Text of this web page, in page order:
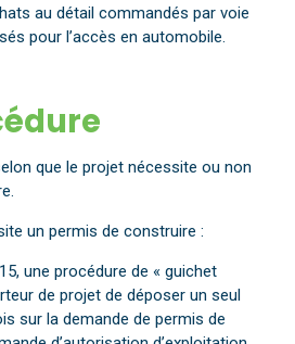
au détail commandés par voie
pour l’accès en automobile.
que le projet nécessite ou non
un permis de construire :
une procédure de « guichet
de projet de déposer un seul
sur la demande de permis de